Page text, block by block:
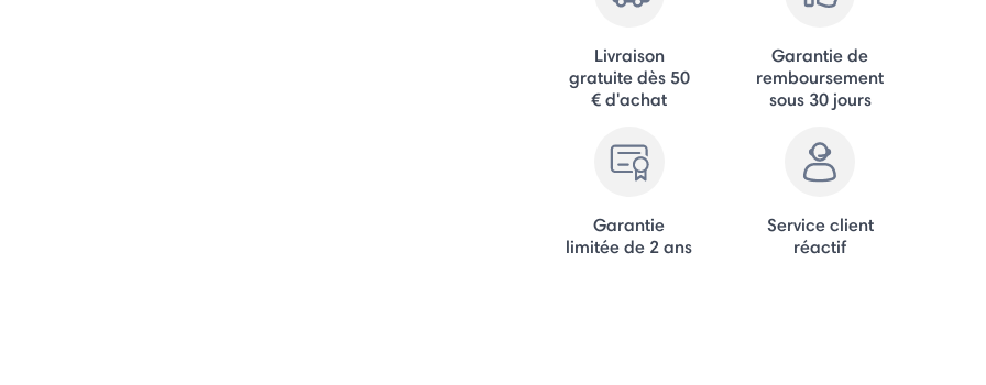
Livraison
gratuite dès 50
€ d'achat
Garantie de
remboursement
sous 30 jours
Garantie
limitée de 2 ans
Service client
réactif